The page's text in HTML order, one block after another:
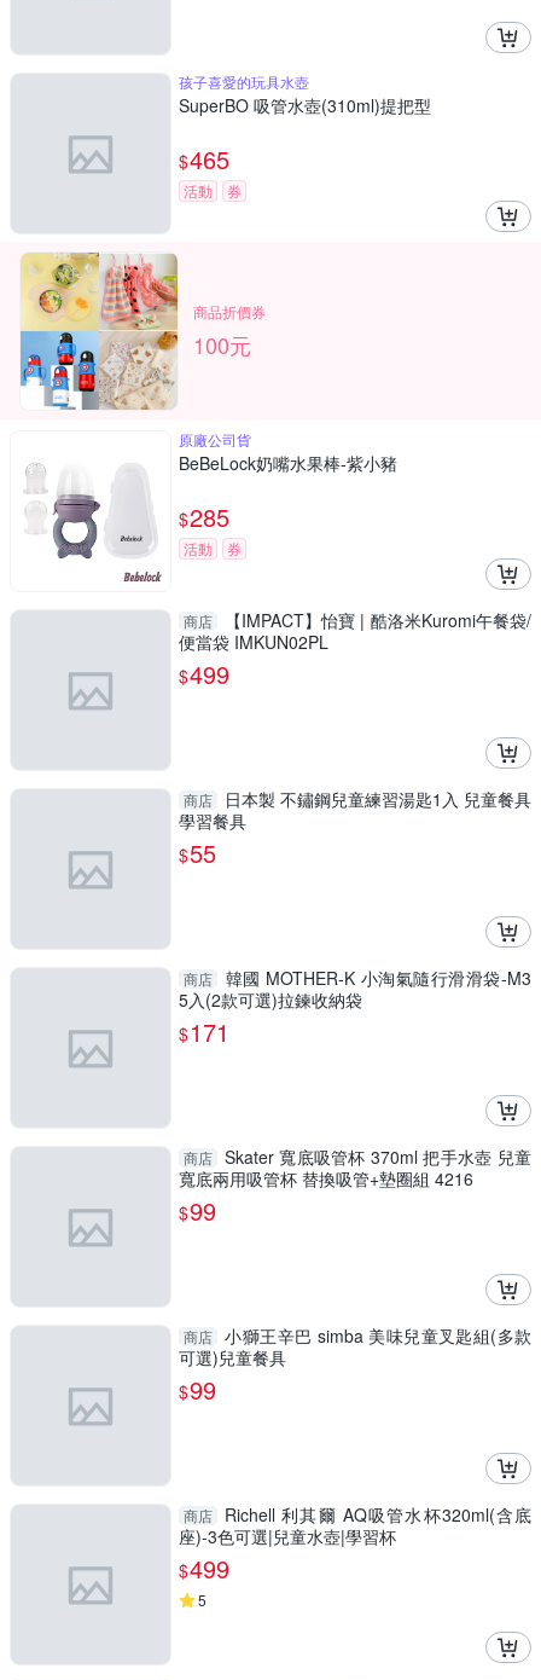
孩子喜愛的玩具水壺
SuperBO 吸管水壺(310ml)提把型
$465
活動 券
商品折價券
100元
原廠公司貨
BeBeLock奶嘴水果棒-紫小豬
$285
活動 券
商店
【IMPACT】怡寶 | 酷洛米Kuromi午餐袋/
便當袋 IMKUN02PL
$499
商店
日本製 不鏽鋼兒童練習湯匙1入 兒童餐具
學習餐具
$55
商店
韓國 MOTHER-K 小淘氣隨行滑滑袋-M3
5入(2款可選)拉鍊收納袋
$171
商店 Skater 寬底吸管杯 370ml 把手水壺 兒童
寬底兩用吸管杯 替換吸管+墊圈組 4216
$99
商店 小獅王辛巴 simba 美味兒童叉匙組(多款
可選)兒童餐具
$99
商店
Richell 利其爾 AQ吸管水杯320ml(含底
座)-3色可選|兒童水壺|學習杯
$499
5